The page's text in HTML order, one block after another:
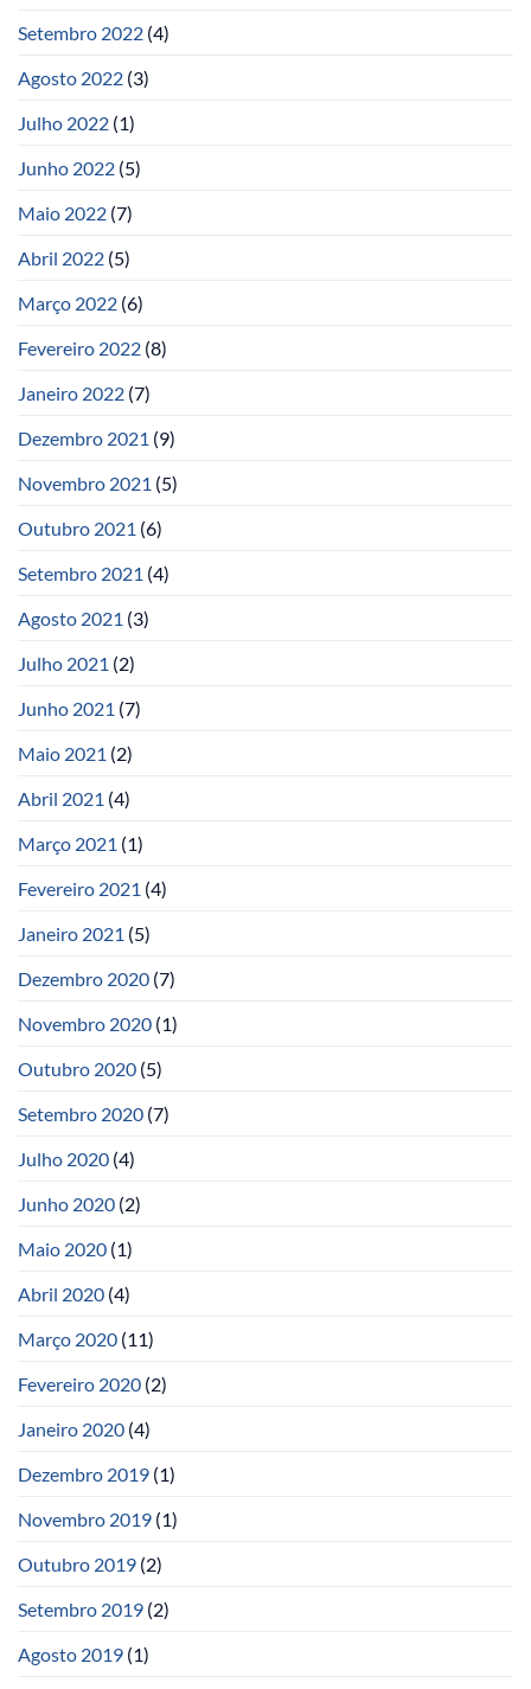
Setembro 2022 (4)
Agosto 2022 (3)
Julho 2022 (1)
Junho 2022 (5)
Maio 2022 (7)
Abril 2022 (5)
Março 2022 (6)
Fevereiro 2022 (8)
Janeiro 2022 (7)
Dezembro 2021 (9)
Novembro 2021 (5)
Outubro 2021 (6)
Setembro 2021 (4)
Agosto 2021 (3)
Julho 2021 (2)
Junho 2021 (7)
Maio 2021 (2)
Abril 2021 (4)
Março 2021 (1)
Fevereiro 2021 (4)
Janeiro 2021 (5)
Dezembro 2020 (7)
Novembro 2020 (1)
Outubro 2020 (5)
Setembro 2020 (7)
Julho 2020 (4)
Junho 2020 (2)
Maio 2020 (1)
Abril 2020 (4)
Março 2020 (11)
Fevereiro 2020 (2)
Janeiro 2020 (4)
Dezembro 2019 (1)
Novembro 2019 (1)
Outubro 2019 (2)
Setembro 2019 (2)
Agosto 2019 (1)